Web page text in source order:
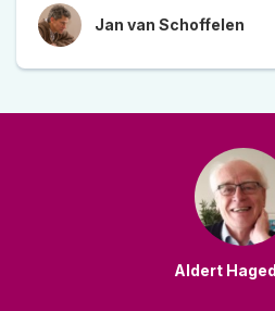
Jan van Schoffelen
Aldert